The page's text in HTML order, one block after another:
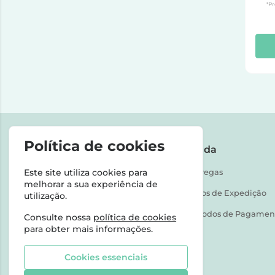
A Farmácia
Contactos
Ajuda
Entregas
Meios de Expedição
Métodos de
Política de cookies
Este site utiliza cookies para
melhorar a sua experiência de
utilização.
Consulte nossa política de cookies
para obter mais informações.
Cookies essenciais